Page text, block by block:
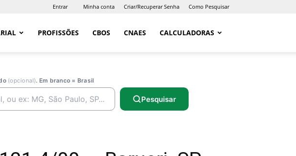
Entrar Minha conta Criar/Recuperar Senha Como Pesquisar
PROFISSÕES CBOS CNAES CALCULADORAS
(opcional). Em branco = Brasil
Pesquisar